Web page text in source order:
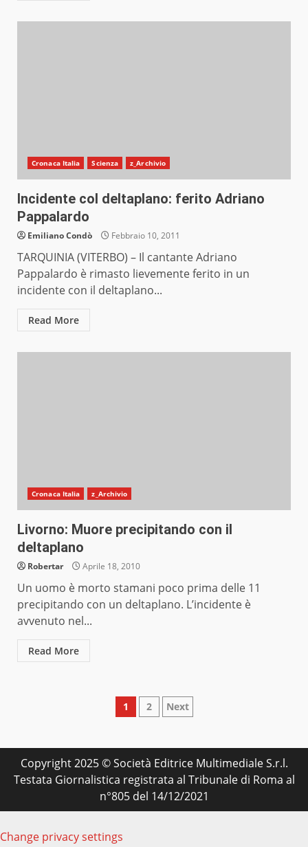
Cronaca Italia Scienza z_Archivio
Incidente col deltaplano: ferito Adriano
Pappalardo
Emiliano Condò Febbraio 10, 2011
TARQUINIA (VITERBO) – Il cantante Adriano
Pappalardo è rimasto lievemente ferito in un
incidente con il deltaplano...
Read More
Cronaca Italia z_Archivio
Livorno: Muore precipitando con il
deltaplano
Robertar Aprile 18, 2010
Un uomo è morto stamani poco prima delle 11
precipitando con un deltaplano. L’incidente è
avvenuto nel...
Read More
Paginazione
articoli
1 2 Next
Copyright 2025 © Società Editrice Multimediale S.r.l.
Testata Giornalistica registrata al Tribunale di Roma al
n°805 del 14/12/2021
Change privacy settings